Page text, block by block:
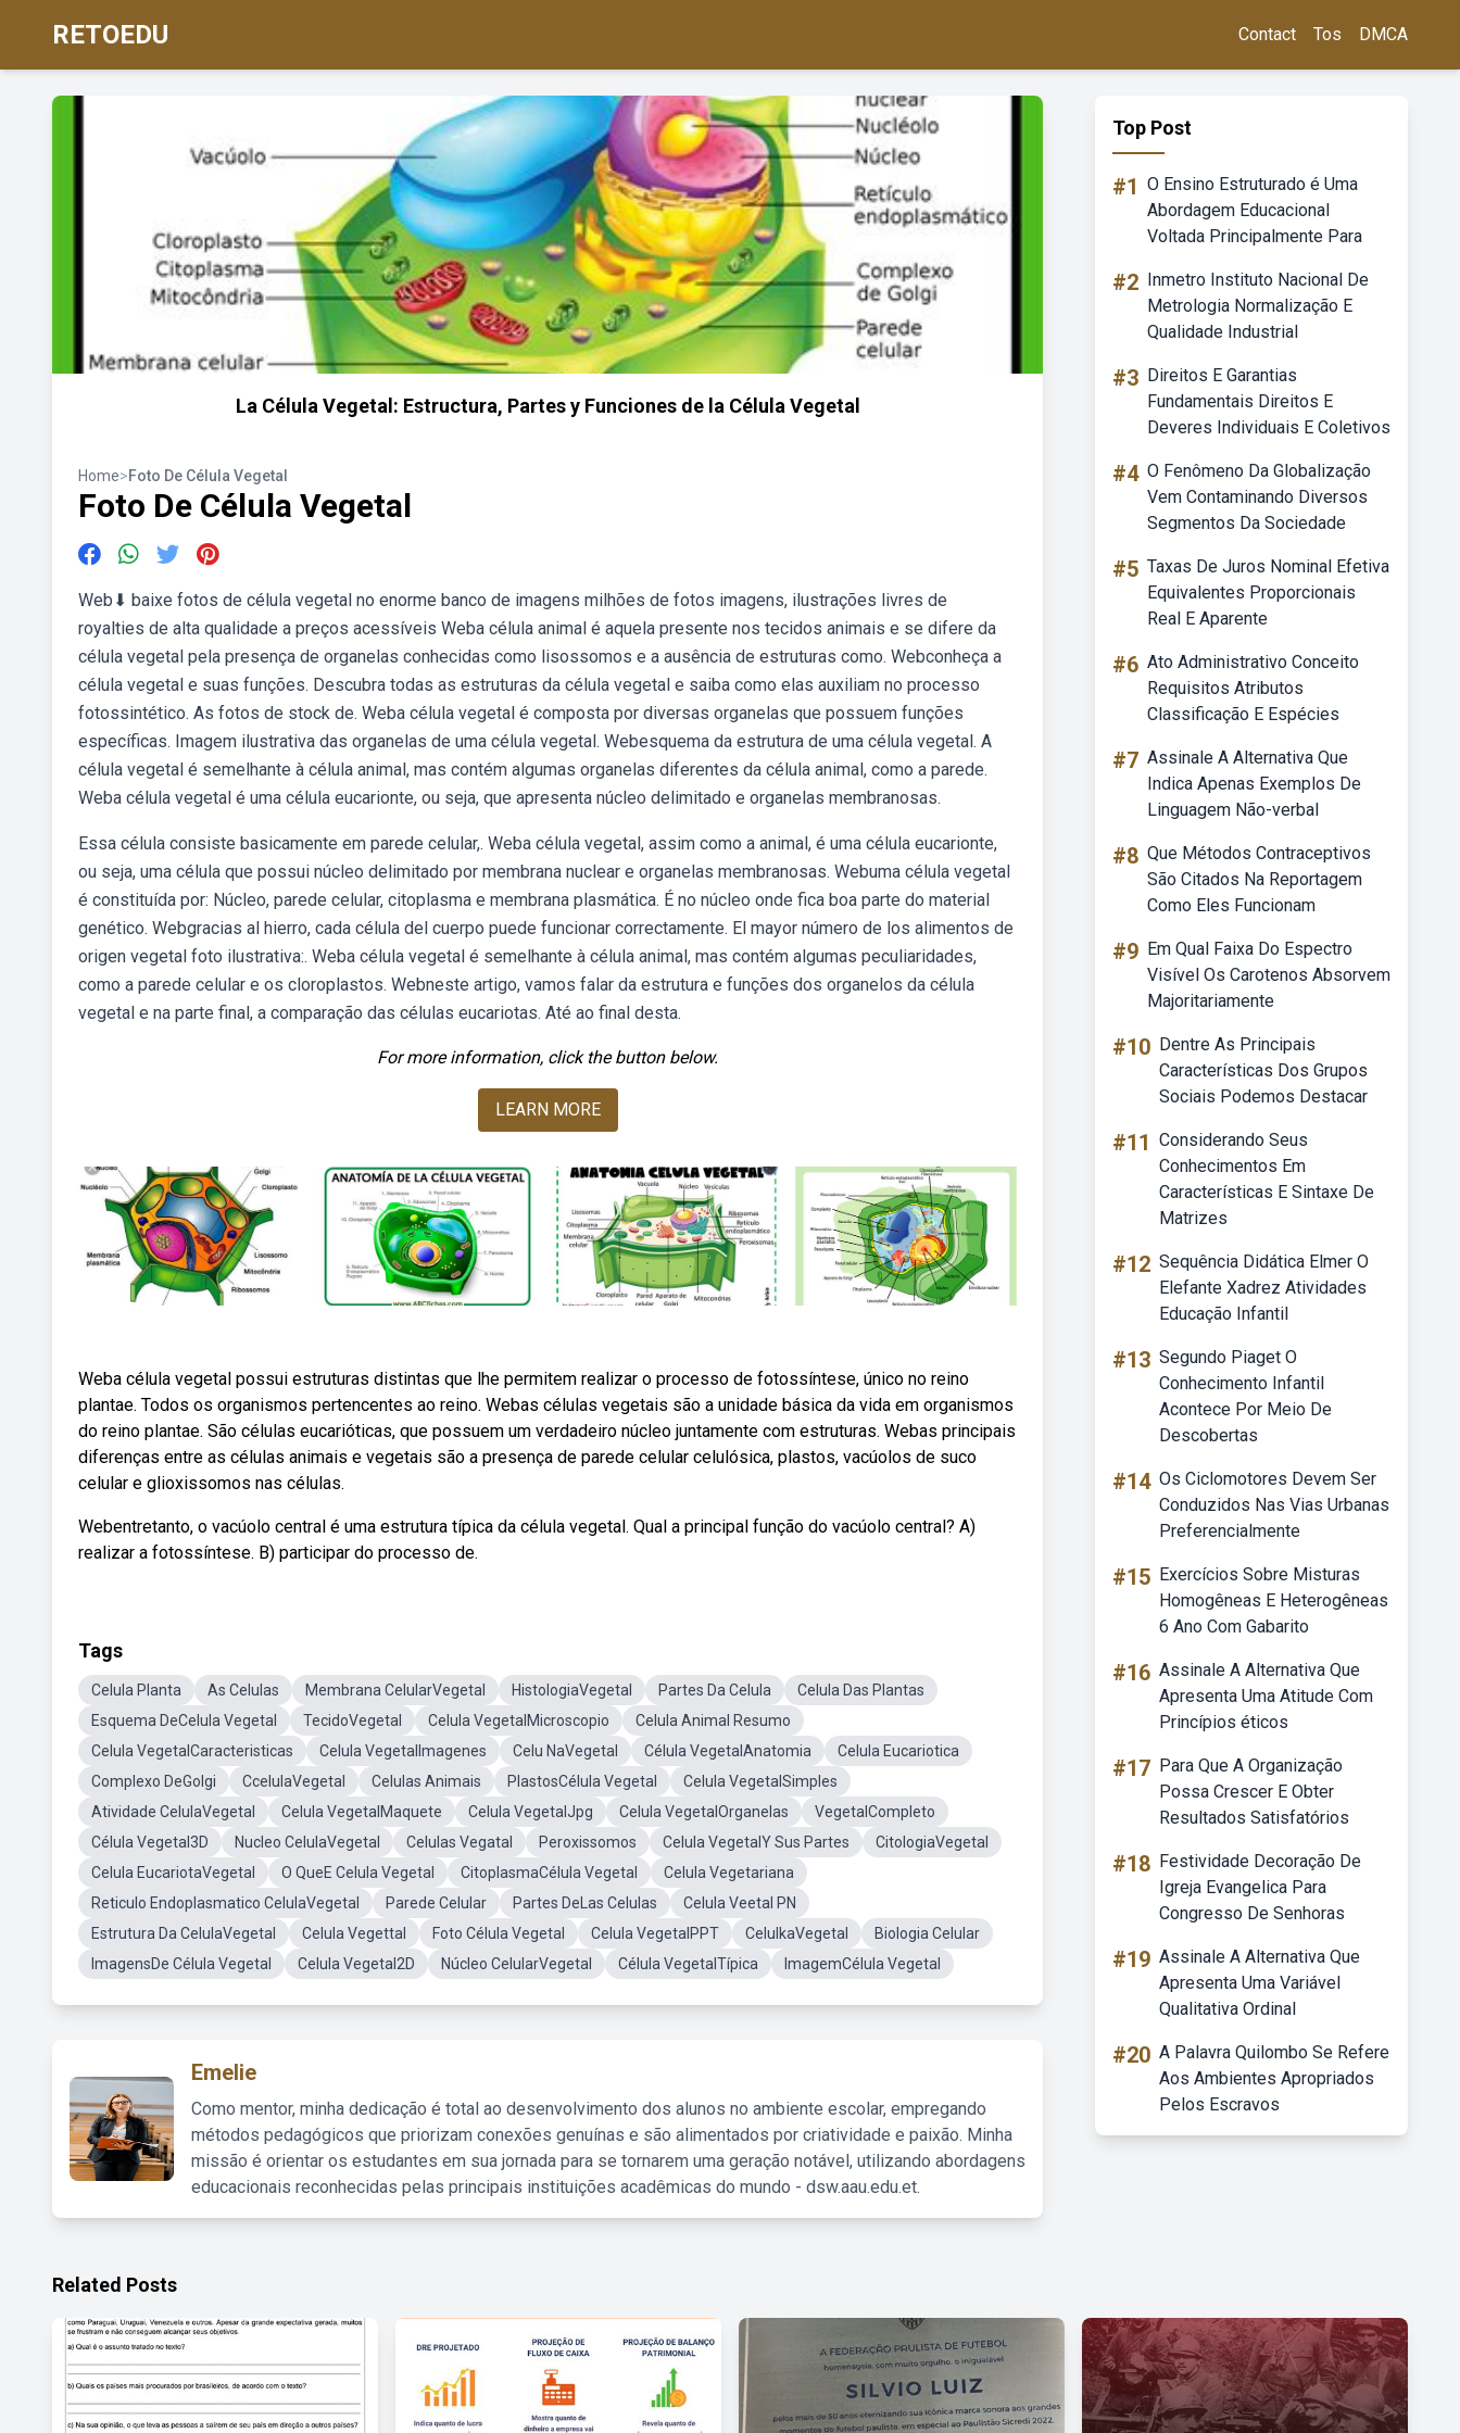
RETOEDU Contact Tos DMCA
La Célula Vegetal: Estructura, Partes y Funciones de la Célula Vegetal
Home>Foto De Célula Vegetal
Foto De Célula Vegetal
Web⬇ baixe fotos de célula vegetal no enorme banco de imagens milhões de fotos imagens, ilustrações livres de
royalties de alta qualidade a preços acessíveis Weba célula animal é aquela presente nos tecidos animais e se difere da
célula vegetal pela presença de organelas conhecidas como lisossomos e a ausência de estruturas como. Webconheça a
célula vegetal e suas funções. Descubra todas as estruturas da célula vegetal e saiba como elas auxiliam no processo
fotossintético. As fotos de stock de. Weba célula vegetal é composta por diversas organelas que possuem funções
específicas. Imagem ilustrativa das organelas de uma célula vegetal. Webesquema da estrutura de uma célula vegetal. A
célula vegetal é semelhante à célula animal, mas contém algumas organelas diferentes da célula animal, como a parede.
Weba célula vegetal é uma célula eucarionte, ou seja, que apresenta núcleo delimitado e organelas membranosas.
Essa célula consiste basicamente em parede celular,. Weba célula vegetal, assim como a animal, é uma célula eucarionte,
ou seja, uma célula que possui núcleo delimitado por membrana nuclear e organelas membranosas. Webuma célula vegetal
é constituída por: Núcleo, parede celular, citoplasma e membrana plasmática. É no núcleo onde fica boa parte do material
genético. Webgracias al hierro, cada célula del cuerpo puede funcionar correctamente. El mayor número de los alimentos de
origen vegetal foto ilustrativa:. Weba célula vegetal é semelhante à célula animal, mas contém algumas peculiaridades,
como a parede celular e os cloroplastos. Webneste artigo, vamos falar da estrutura e funções dos organelos da célula
vegetal e na parte final, a comparação das células eucariotas. Até ao final desta.
For more information, click the button below.
LEARN MORE
Weba célula vegetal possui estruturas distintas que lhe permitem realizar o processo de fotossíntese, único no reino
plantae. Todos os organismos pertencentes ao reino. Webas células vegetais são a unidade básica da vida em organismos
do reino plantae. São células eucarióticas, que possuem um verdadeiro núcleo juntamente com estruturas. Webas principais
diferenças entre as células animais e vegetais são a presença de parede celular celulósica, plastos, vacúolos de suco
celular e glioxissomos nas células.
Webentretanto, o vacúolo central é uma estrutura típica da célula vegetal. Qual a principal função do vacúolo central? A)
realizar a fotossíntese. B) participar do processo de.
Tags
Celula Planta As Celulas Membrana CelularVegetal HistologiaVegetal Partes Da Celula
Celula Das Plantas
Esquema DeCelula Vegetal
TecidoVegetal Celula VegetalMicroscopio
Celula Animal Resumo
Celula VegetalCaracteristicas
Celula VegetalImagenes Celu NaVegetal Célula VegetalAnatomia
Celula Eucariotica
Complexo DeGolgi
CcelulaVegetal Celulas Animais PlastosCélula Vegetal
Celula VegetalSimples
Atividade CelulaVegetal
Celula VegetalMaquete Celula VegetalJpg Celula VegetalOrganelas
VegetalCompleto
Célula Vegetal3D
Nucleo CelulaVegetal Celulas Vegatal Peroxissomos Celula VegetalY Sus Partes
CitologiaVegetal
Celula EucariotaVegetal
O QueE Celula Vegetal CitoplasmaCélula Vegetal
Celula Vegetariana
Reticulo Endoplasmatico CelulaVegetal
Parede Celular Partes DeLas Celulas
Celula Veetal PN
Estrutura Da CelulaVegetal
Celula Vegettal Foto Célula Vegetal Celula VegetalPPT CelulkaVegetal
Biologia Celular
ImagensDe Célula Vegetal
Celula Vegetal2D Núcleo CelularVegetal Célula VegetalTípica ImagemCélula Vegetal
Emelie
Como mentor, minha dedicação é total ao desenvolvimento dos alunos no ambiente escolar, empregando
métodos pedagógicos que priorizam conexões genuínas e são alimentados por criatividade e paixão. Minha
missão é orientar os estudantes em sua jornada para se tornarem uma geração notável, utilizando abordagens
educacionais reconhecidas pelas principais instituições acadêmicas do mundo - dsw.aau.edu.et.
Top Post
#1 O Ensino Estruturado é Uma
Abordagem Educacional
Voltada Principalmente Para
#2 Inmetro Instituto Nacional De
Metrologia Normalização E
Qualidade Industrial
#3 Direitos E Garantias
Fundamentais Direitos E
Deveres Individuais E Coletivos
#4 O Fenômeno Da Globalização
Vem Contaminando Diversos
Segmentos Da Sociedade
#5 Taxas De Juros Nominal Efetiva
Equivalentes Proporcionais
Real E Aparente
#6 Ato Administrativo Conceito
Requisitos Atributos
Classificação E Espécies
#7 Assinale A Alternativa Que
Indica Apenas Exemplos De
Linguagem Não-verbal
#8 Que Métodos Contraceptivos
São Citados Na Reportagem
Como Eles Funcionam
#9 Em Qual Faixa Do Espectro
Visível Os Carotenos Absorvem
Majoritariamente
#10 Dentre As Principais
Características Dos Grupos
Sociais Podemos Destacar
#11 Considerando Seus
Conhecimentos Em
Características E Sintaxe De
Matrizes
#12 Sequência Didática Elmer O
Elefante Xadrez Atividades
Educação Infantil
#13 Segundo Piaget O
Conhecimento Infantil
Acontece Por Meio De
Descobertas
#14 Os Ciclomotores Devem Ser
Conduzidos Nas Vias Urbanas
Preferencialmente
#15 Exercícios Sobre Misturas
Homogêneas E Heterogêneas
6 Ano Com Gabarito
#16 Assinale A Alternativa Que
Apresenta Uma Atitude Com
Princípios éticos
#17 Para Que A Organização
Possa Crescer E Obter
Resultados Satisfatórios
#18 Festividade Decoração De
Igreja Evangelica Para
Congresso De Senhoras
#19 Assinale A Alternativa Que
Apresenta Uma Variável
Qualitativa Ordinal
#20 A Palavra Quilombo Se Refere
Aos Ambientes Apropriados
Pelos Escravos
Related Posts